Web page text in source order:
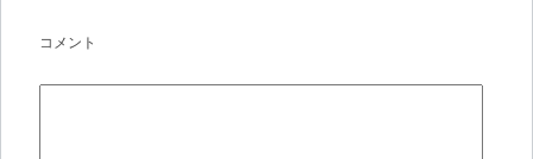
コメント